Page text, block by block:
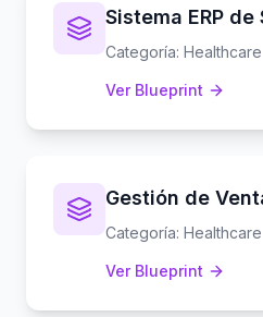
Sistema ERP de
Categoría: Healthcare
Ver Blueprint
Gestión de
Categoría: Healthcare
Ver Blueprint